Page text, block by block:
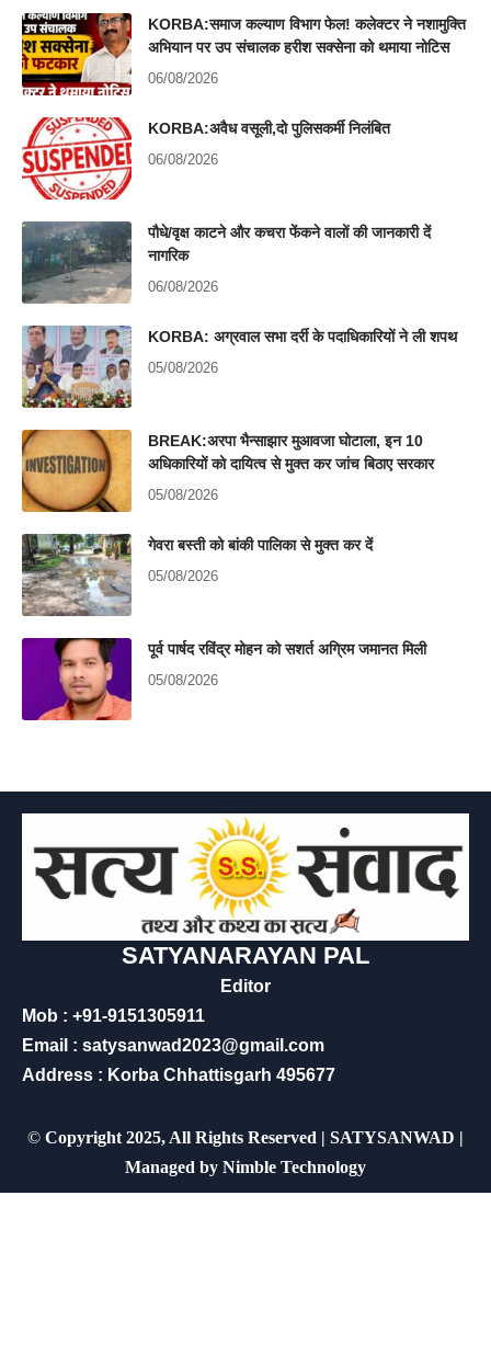
KORBA:समाज कल्याण विभाग फेल! कलेक्टर ने नशामुक्ति
अभियान पर उप संचालक हरीश सक्सेना को थमाया नोटिस
06/08/2026
KORBA:अवैध वसूली,दो पुलिसकर्मी निलंबित
06/08/2026
पौधे/वृक्ष काटने और कचरा फेंकने वालों की जानकारी दें
नागरिक
06/08/2026
KORBA: अग्रवाल सभा दर्री के पदाधिकारियों ने ली शपथ
05/08/2026
BREAK:अरपा भैन्साझार मुआवजा घोटाला, इन 10
अधिकारियों को दायित्व से मुक्त कर जांच बिठाए सरकार
05/08/2026
गेवरा बस्ती को बांकी पालिका से मुक्त कर दें
05/08/2026
पूर्व पार्षद रविंद्र मोहन को सशर्त अग्रिम जमानत मिली
05/08/2026
SATYANARAYAN PAL
Editor
Mob : +91-9151305911
Email : satysanwad2023@gmail.com
Address : Korba Chhattisgarh 495677
© Copyright 2025, All Rights Reserved | SATYSANWAD |
Managed by Nimble Technology